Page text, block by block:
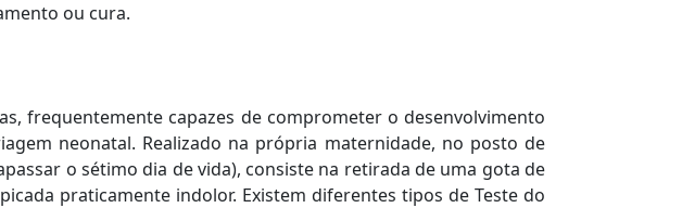
ou cura.
frequentemente capazes de comprometer o desenvolvimento
neonatal. Realizado na própria maternidade, no posto de
o sétimo dia de vida), consiste na retirada de uma gota de
praticamente indolor. Existem diferentes tipos de Teste do